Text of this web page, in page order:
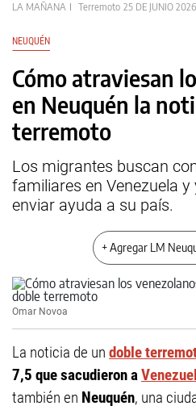
LA MAÑANA Terremoto 25 DE JUNIO
NEUQUÉN
Cómo atraviesan
en Neuquén la
terremoto
Los migrantes buscan
familiares en Venezuela
enviar ayuda a su país.
+ Agregar LM
Omar Novoa
La noticia de un doble
7,5 que sacudieron a
también en Neuquén, una